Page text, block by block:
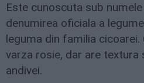
Este cunoscuta sub
denumirea oficiala a
leguma din familia
varza rosie, dar are textura
andivei.